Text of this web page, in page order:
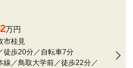
万円
市桂見
徒歩20分／自転車7分
線／鳥取大学前／徒歩22分／